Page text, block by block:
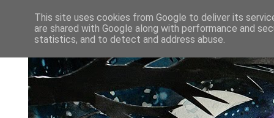
This site uses cookies from Google to deliver its
are shared with Google along with performance and
statistics, and to detect and address abuse.